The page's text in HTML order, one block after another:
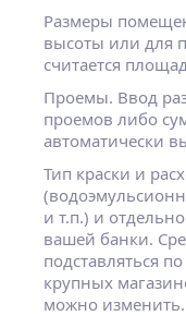
Размеры
высоты или для
считается
Проемы. Ввод
проемов либо
автоматически
Тип краски и
и т.п.) и
вашей банки.
подставляться
крупных
можно изменить.